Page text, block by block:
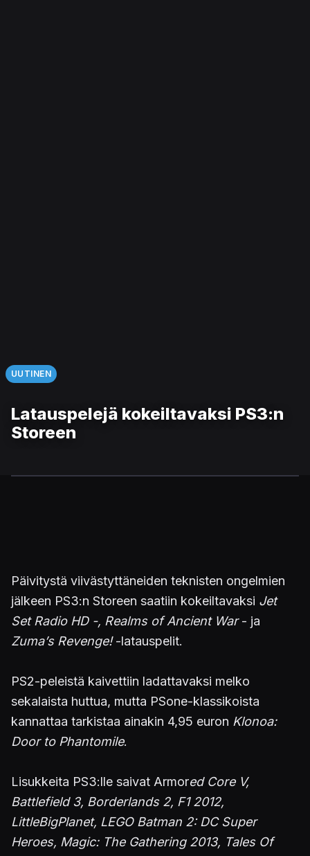
UUTINEN
Latauspelejä kokeiltavaksi PS3:n
Storeen
Päivitystä viivästyttäneiden teknisten ongelmien
jälkeen PS3:n Storeen saatiin kokeiltavaksi Jet
Set Radio HD -, Realms of Ancient War- ja
Zuma’s Revenge!-latauspelit.
PS2-peleistä kaivettiin ladattavaksi melko
sekalaista huttua, mutta PSone-klassikoista
kannattaa tarkistaa ainakin 4,95 euron Klonoa:
Door to Phantomile.
Lisukkeita PS3:lle saivat Armored Core V,
Battlefield 3, Borderlands 2, F1 2012,
LittleBigPlanet, LEGO Batman 2: DC Super
Heroes, Magic: The Gathering 2013, Tales Of